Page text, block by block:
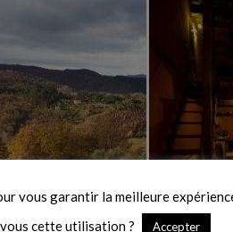
vous garantir la meilleure
cette utilisation ?
Accepter